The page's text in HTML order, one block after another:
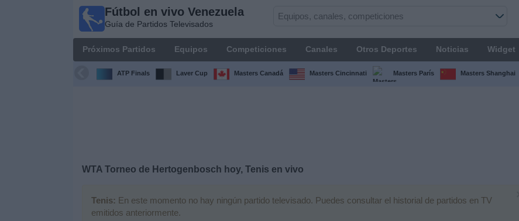
Fútbol en vivo Venezuela
Guía de Partidos Televisados
Próximos Partidos Equipos Competiciones Canales Otros Deportes Noticias Widget
ATP Finals Laver Cup Masters Canadá Masters Cincinnati Masters París Masters Shanghai
WTA Torneo de Hertogenbosch hoy, Tenis en vivo
Tenis: En este momento no hay ningún partido televisado. Puedes consultar el historial de partidos en TV
emitidos anteriormente.
Fútbol en
Venezuela